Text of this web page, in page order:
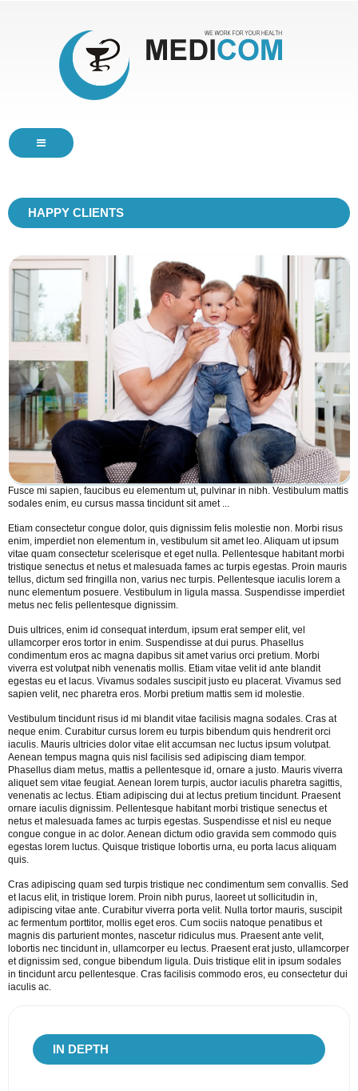
BLOG
CONTACTS
HAPPY CLIENTS
Fusce mi sapien, faucibus eu elementum ut, pulvinar in nibh. Vestibulum mattis
sodales enim, eu cursus massa tincidunt sit amet ...
Etiam consectetur congue dolor, quis dignissim felis molestie non. Morbi risus
enim, imperdiet non elementum in, vestibulum sit amet leo. Aliquam ut ipsum
vitae quam consectetur scelerisque et eget nulla. Pellentesque habitant morbi
tristique senectus et netus et malesuada fames ac turpis egestas. Proin mauris
tellus, dictum sed fringilla non, varius nec turpis. Pellentesque iaculis lorem a
nunc elementum posuere. Vestibulum in ligula massa. Suspendisse imperdiet
metus nec felis pellentesque dignissim.
Duis ultrices, enim id consequat interdum, ipsum erat semper elit, vel
ullamcorper eros tortor in enim. Suspendisse at dui purus. Phasellus
condimentum eros ac magna dapibus sit amet varius orci pretium. Morbi
viverra est volutpat nibh venenatis mollis. Etiam vitae velit id ante blandit
egestas eu et lacus. Vivamus sodales suscipit justo eu placerat. Vivamus sed
sapien velit, nec pharetra eros. Morbi pretium mattis sem id molestie.
Vestibulum tincidunt risus id mi blandit vitae facilisis magna sodales. Cras at
neque enim. Curabitur cursus lorem eu turpis bibendum quis hendrerit orci
iaculis. Mauris ultricies dolor vitae elit accumsan nec luctus ipsum volutpat.
Aenean tempus magna quis nisl facilisis sed adipiscing diam tempor.
Phasellus diam metus, mattis a pellentesque id, ornare a justo. Mauris viverra
aliquet sem vitae feugiat. Aenean lorem turpis, auctor iaculis pharetra sagittis,
venenatis ac lectus. Etiam adipiscing dui at lectus pretium tincidunt. Praesent
ornare iaculis dignissim. Pellentesque habitant morbi tristique senectus et
netus et malesuada fames ac turpis egestas. Suspendisse et nisl eu neque
congue congue in ac dolor. Aenean dictum odio gravida sem commodo quis
egestas lorem luctus. Quisque tristique lobortis urna, eu porta lacus aliquam
quis.
Cras adipiscing quam sed turpis tristique nec condimentum sem convallis. Sed
et lacus elit, in tristique lorem. Proin nibh purus, laoreet ut sollicitudin in,
adipiscing vitae ante. Curabitur viverra porta velit. Nulla tortor mauris, suscipit
ac fermentum porttitor, mollis eget eros. Cum sociis natoque penatibus et
magnis dis parturient montes, nascetur ridiculus mus. Praesent ante velit,
lobortis nec tincidunt in, ullamcorper eu lectus. Praesent erat justo, ullamcorper
et dignissim sed, congue bibendum ligula. Duis tristique elit in ipsum sodales
in tincidunt arcu pellentesque. Cras facilisis commodo eros, eu consectetur dui
iaculis ac.
IN DEPTH